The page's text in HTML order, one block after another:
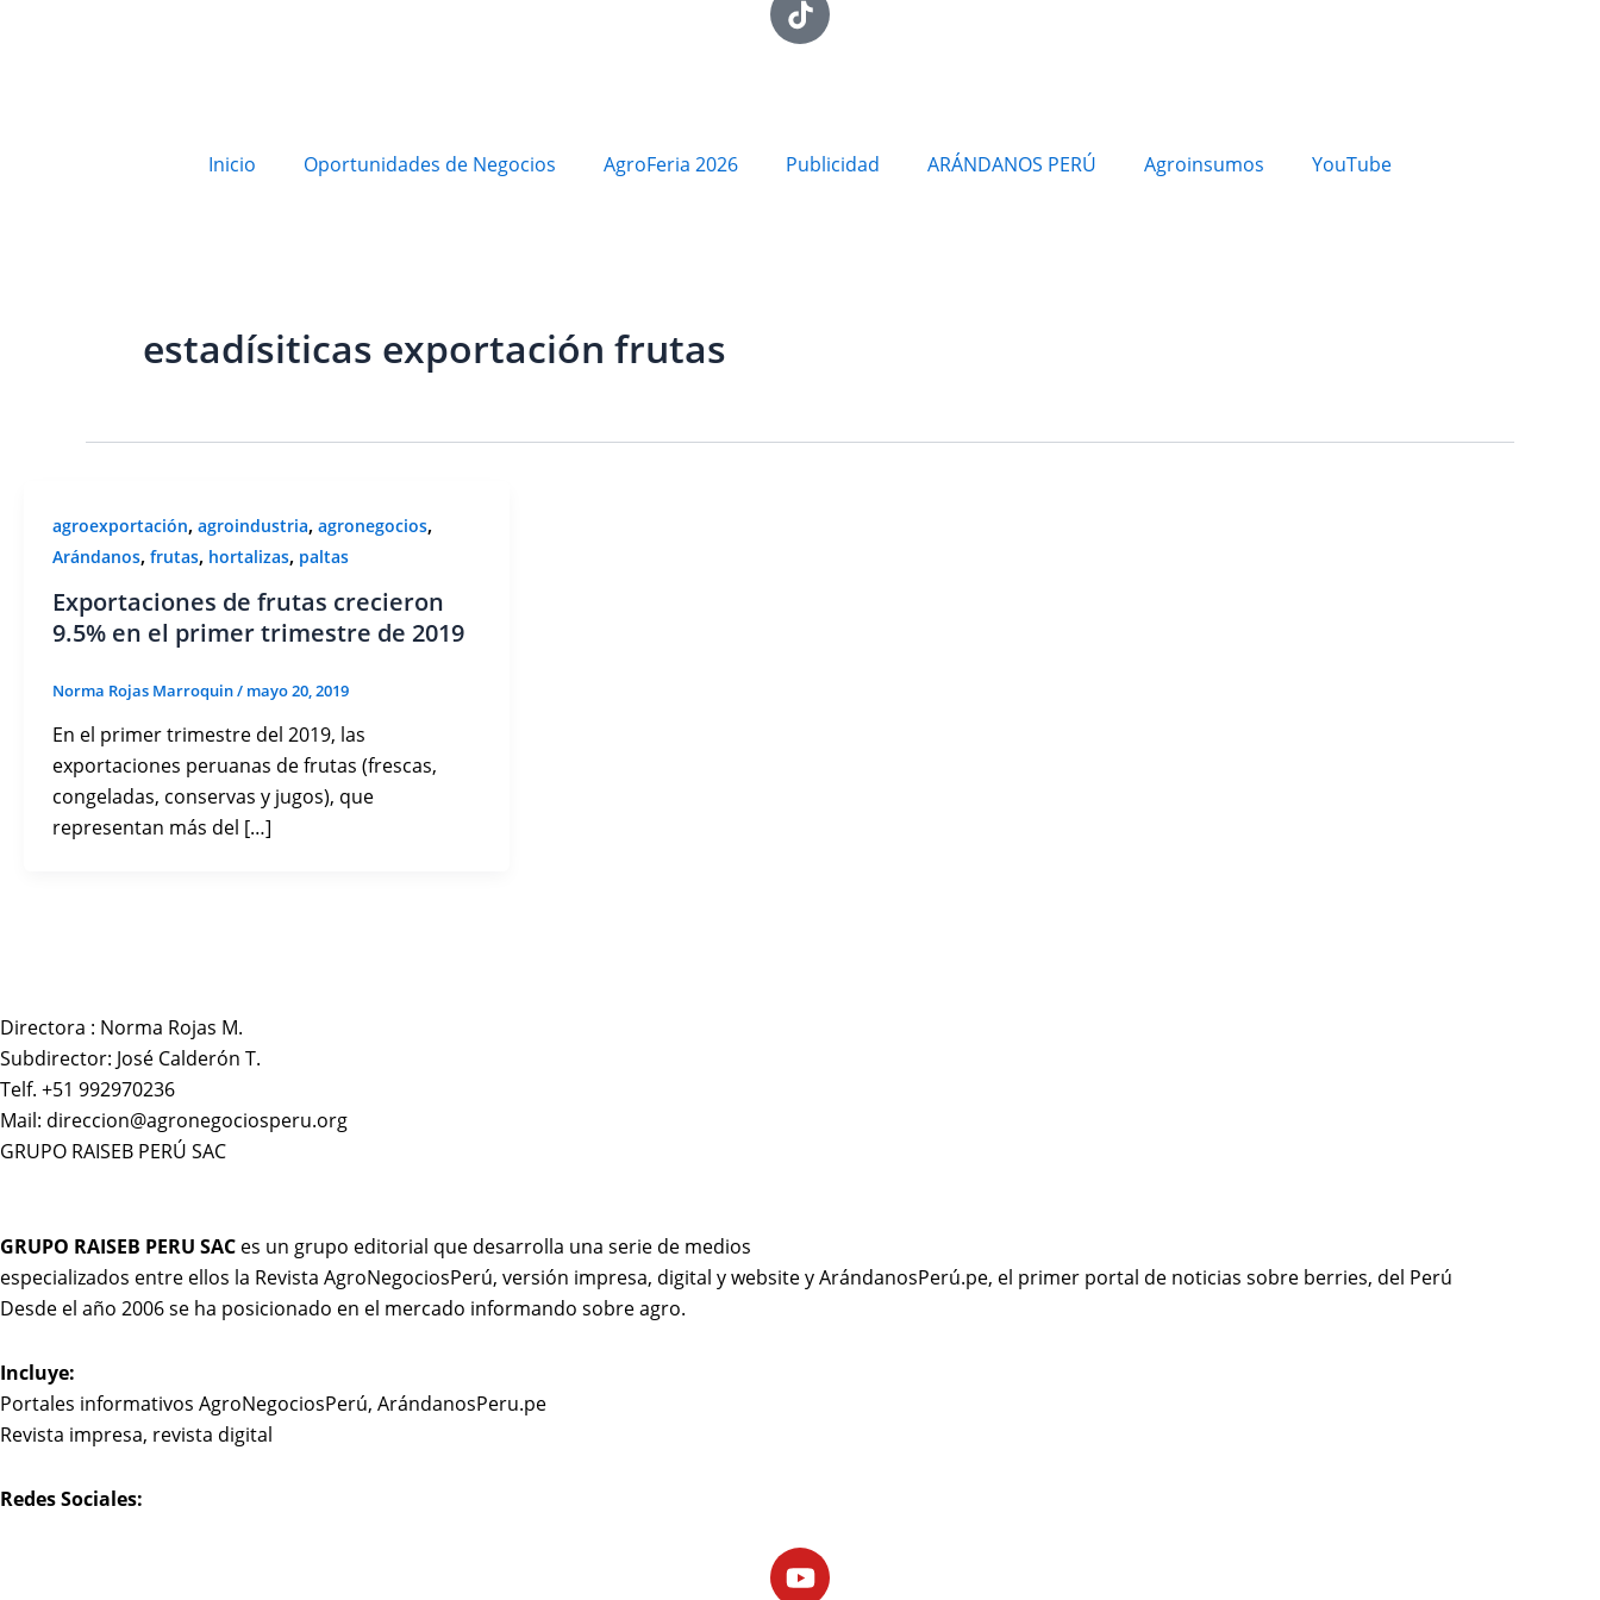
Inicio Oportunidades de Negocios AgroFeria 2026 Publicidad ARÁNDANOS PERÚ Agroinsumos YouTube
estadísiticas exportación frutas
agroexportación, agroindustria, agronegocios,
Arándanos, frutas, hortalizas, paltas
Exportaciones de frutas crecieron
9.5% en el primer trimestre de 2019
Norma Rojas Marroquin/ mayo 20, 2019
En el primer trimestre del 2019, las
exportaciones peruanas de frutas (frescas,
congeladas, conservas y jugos), que
representan más del […]
Directora : Norma Rojas M.
Subdirector: José Calderón T.
Telf. +51 992970236
Mail: direccion@agronegociosperu.org
GRUPO RAISEB PERÚ SAC
GRUPO RAISEB PERU SAC es un grupo editorial que desarrolla una serie de medios
especializados entre ellos la Revista AgroNegociosPerú, versión impresa, digital y website y ArándanosPerú.pe, el primer portal de noticias sobre berries, del Perú
Desde el año 2006 se ha posicionado en el mercado informando sobre agro.
Incluye:
Portales informativos AgroNegociosPerú, ArándanosPeru.pe
Revista impresa, revista digital
Redes Sociales:
Youtube
Facebook
X-
twitter
Linkedin
Instagram